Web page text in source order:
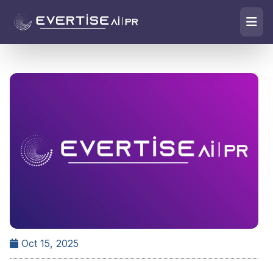
Oct 15, 2025